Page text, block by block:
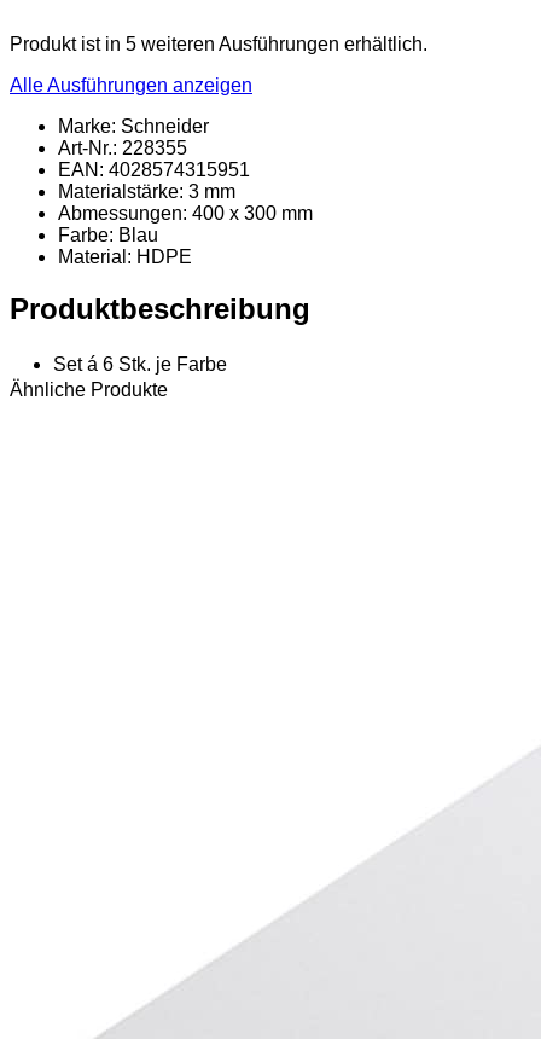
Produkt ist in 5 weiteren Ausführungen erhältlich.
Alle Ausführungen anzeigen
Marke: Schneider
Art-Nr.: 228355
EAN: 4028574315951
Materialstärke: 3 mm
Abmessungen: 400 x 300 mm
Farbe: Blau
Material : HDPE
Produktbeschreibung
Set á 6 Stk. je Farbe
Ähnliche Produkte